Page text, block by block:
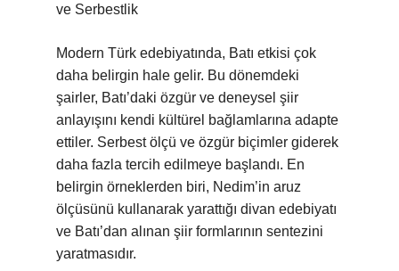
ve Serbestlik
Modern Türk edebiyatında, Batı etkisi çok
daha belirgin hale gelir. Bu dönemdeki
şairler, Batı’daki özgür ve deneysel şiir
anlayışını kendi kültürel bağlamlarına adapte
ettiler. Serbest ölçü ve özgür biçimler giderek
daha fazla tercih edilmeye başlandı. En
belirgin örneklerden biri, Nedim’in aruz
ölçüsünü kullanarak yarattığı divan edebiyatı
ve Batı’dan alınan şiir formlarının sentezini
yaratmasıdır.